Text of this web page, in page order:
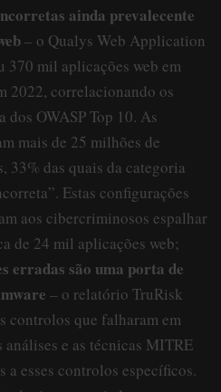
ainda prevalecente
– o Qualys Web Application
370 mil aplicações web em
2022, correlacionando os
dos OWASP Top 10. As
mais de 25 milhões de
33% das quais da categoria
Estas configurações
aos cibercriminosos espalhar
de 24 mil aplicações web;
erradas são uma porta de
– o relatório TruRisk
controlos que falharam em
análises e as técnicas MITRE
a esses controlos específicos.